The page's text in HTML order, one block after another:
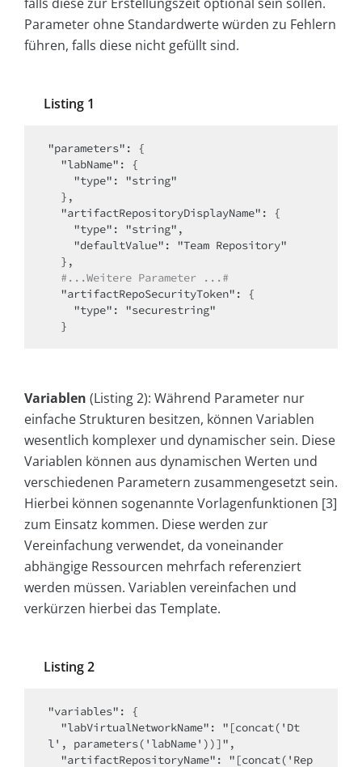
Parameter ohne Standardwerte würden zu Fehlern
führen, falls diese nicht gefüllt sind.
Listing 1
"parameters": {
#...Weitere Parameter ...#
  }
Variablen (Listing 2): Während Parameter nur
einfache Strukturen besitzen, können Variablen
wesentlich komplexer und dynamischer sein. Diese
Variablen können aus dynamischen Werten und
verschiedenen Parametern zusammengesetzt sein.
Hierbei können sogenannte Vorlagenfunktionen [3]
zum Einsatz kommen. Diese werden zur
Vereinfachung verwendet, da voneinander
abhängige Ressourcen mehrfach referenziert
werden müssen. Variablen vereinfachen und
verkürzen hierbei das Template.
Listing 2
"variables": {
l', parameters('labName'))]",